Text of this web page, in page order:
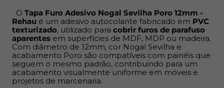
Indicação de Uso:
Fechamento de furos de parafusos em prateleiras e
armários
Montagem de móveis sob medida
Projetos de marcenaria profissional e DIY
Reposição em móveis já instalados
O Tapa Furo Adesivo Nogal Sevilha Poro 12mm -
Rehau é um adesivo autocolante fabricado em PVC
texturizado, utilizado para cobrir furos de parafuso
aparentes em superfícies de MDF, MDP ou madeira.
Com diâmetro de 12mm, cor Nogal Sevilha e
acabamento Poro são compatíveis com painéis que
seguem o mesmo padrão, contribuindo para um
acabamento visualmente uniforme em móveis e
projetos de marcenaria.